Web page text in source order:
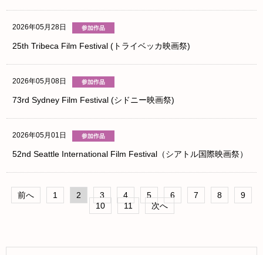
2026年05月28日
25th Tribeca Film Festival (トライベッカ映画祭)
2026年05月08日
73rd Sydney Film Festival (シドニー映画祭)
2026年05月01日
52nd Seattle International Film Festival（シアトル国際映画祭）
前へ 1 2 3 4 5 6 7 8
9
10
11 次へ